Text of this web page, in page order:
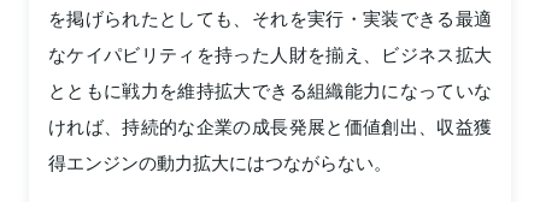
を掲げられたとしても、それを実行・実装できる最適
なケイパビリティを持った人財を揃え、ビジネス拡大
とともに戦力を維持拡大できる組織能力になっていな
ければ、持続的な企業の成長発展と価値創出、収益獲
得エンジンの動力拡大にはつながらない。